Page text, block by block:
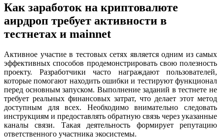
Как заработок на криптовалюте
аирдроп требует активности в
тестнетах и mainnet
Активное участие в тестовых сетях является одним из самых
эффективных способов продемонстрировать свою полезность
проекту. Разработчики часто награждают пользователей,
которые помогают находить ошибки и тестируют функционал
перед основным запуском. Выполнение заданий в тестнете не
требует реальных финансовых затрат, что делает этот метод
доступным для всех. Необходимо внимательно следовать
инструкциям и предоставлять обратную связь через указанные
каналы связи. Такая деятельность формирует репутацию
ответственного участника экосистемы.